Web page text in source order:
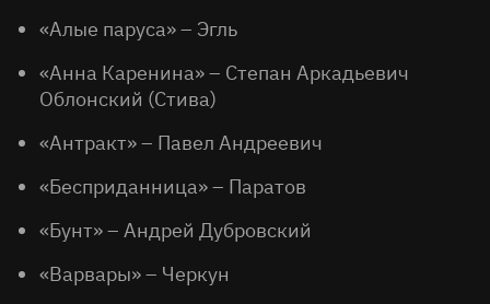
«Алые паруса» – Эгль
«Анна Каренина» – Степан Аркадьевич
Облонский (Стива)
«Антракт» – Павел Андреевич
«Бесприданница» – Паратов
«Бунт» – Андрей Дубровский
«Варвары» – Черкун